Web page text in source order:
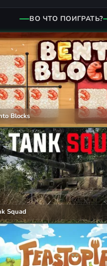
ВО ЧТО ПОИГРАТЬ?
Blocks
Squad